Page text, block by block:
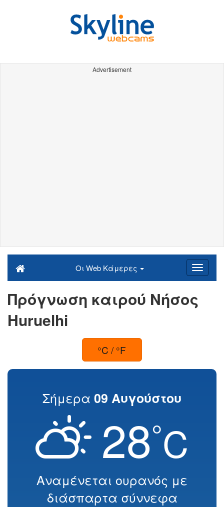
Advertisement
Οι Web Κάμερες
Πρόγνωση καιρού Νήσος
Huruelhi
°C / °F
Σήμερα 09 Αυγούστου
28°C
Αναμένεται ουρανός με
διάσπαρτα σύννεφα